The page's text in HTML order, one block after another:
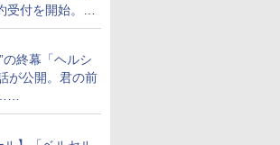
受付を開始。8
の終幕「ヘルシ
が公開。君の前